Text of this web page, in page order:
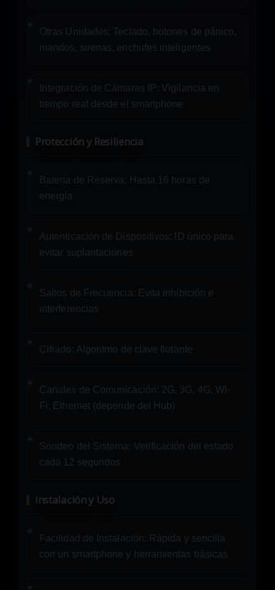
Otras Unidades: Teclado, botones de pánico,
mandos, sirenas, enchufes inteligentes
Integración de Cámaras IP: Vigilancia en
tiempo real desde el smartphone
Protección y Resiliencia
Batería de Reserva: Hasta 16 horas de
energía
Autenticación de Dispositivos: ID único para
evitar suplantaciones
Saltos de Frecuencia: Evita inhibición e
interferencias
Cifrado: Algoritmo de clave flotante
Canales de Comunicación: 2G, 3G, 4G, Wi-
Fi, Ethernet (depende del Hub)
Sondeo del Sistema: Verificación del estado
cada 12 segundos
Instalación y Uso
Facilidad de Instalación: Rápida y sencilla
con un smartphone y herramientas básicas